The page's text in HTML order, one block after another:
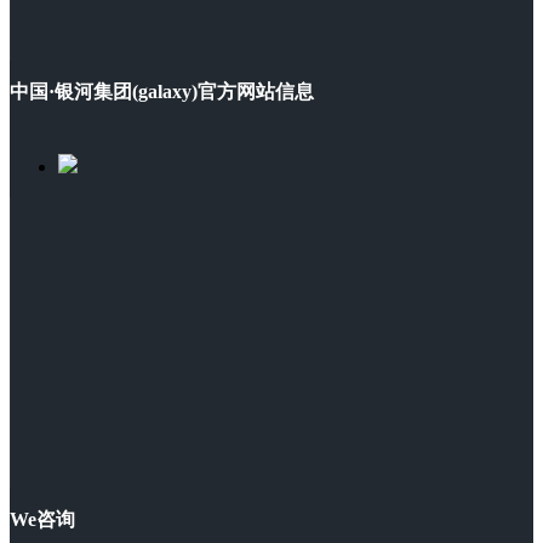
中国·银河集团(galaxy)官方网站信息
We咨询